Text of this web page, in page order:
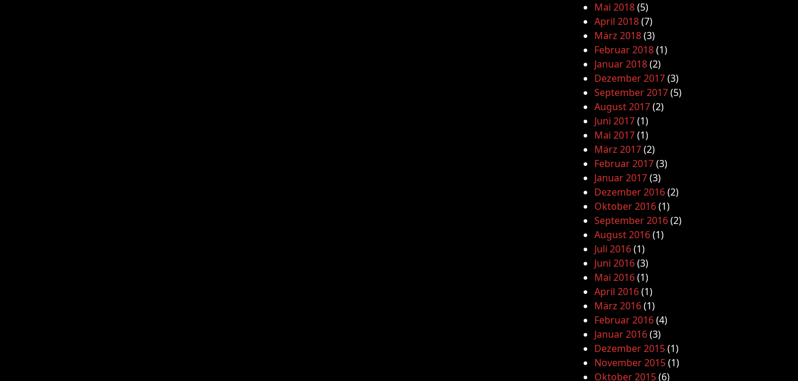
Mai 2018(5)
April 2018(7)
März 2018(3)
Februar 2018(1)
Januar 2018(2)
Dezember 2017(3)
September 2017(5)
August 2017(2)
Juni 2017(1)
Mai 2017(1)
März 2017(2)
Februar 2017(3)
Januar 2017(3)
Dezember 2016(2)
Oktober 2016(1)
September 2016(2)
August 2016(1)
Juli 2016(1)
Juni 2016(3)
Mai 2016(1)
April 2016(1)
März 2016(1)
Februar 2016(4)
Januar 2016(3)
Dezember 2015(1)
November 2015(1)
Oktober 2015(6)